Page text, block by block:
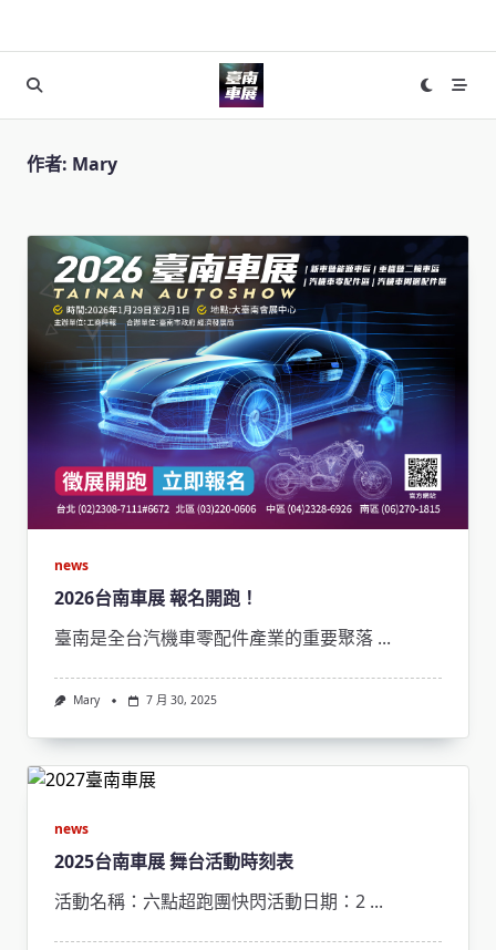
作者: Mary
news
2026台南車展 報名開跑！
臺南是全台汽機車零配件產業的重要聚落 ...
Mary 7 月 30, 2025
news
2025台南車展 舞台活動時刻表
活動名稱：六點超跑團快閃活動日期：2 ...